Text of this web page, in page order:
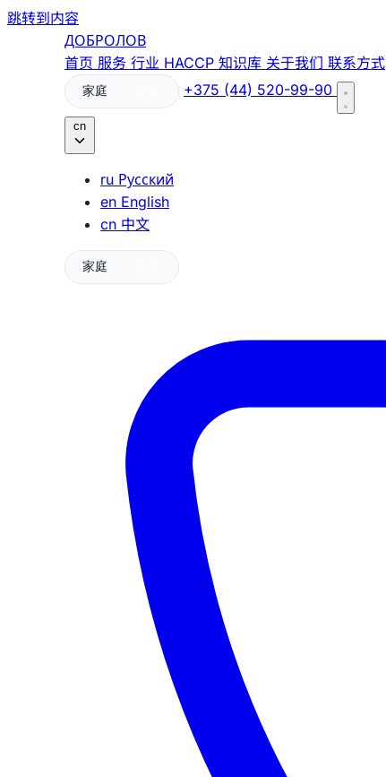
跳转到内容
ДОБРОЛОВ
首页 服务 行业 HACCP 知识库 关于我们 联系方式
家庭 +375 (44) 520-99-90
cn
ru Русский
en English
cn 中文
家庭